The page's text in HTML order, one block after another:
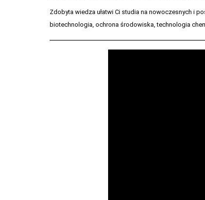
Zdobyta wiedza ułatwi Ci studia na nowoczesnych i
biotechnologia, ochrona środowiska, technologia